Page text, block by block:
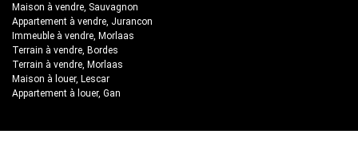
Maison à vendre, Sauvagnon
Appartement à vendre, Jurancon
Immeuble à vendre, Morlaas
Terrain à vendre, Bordes
Terrain à vendre, Morlaas
Maison à louer, Lescar
Appartement à louer, Gan